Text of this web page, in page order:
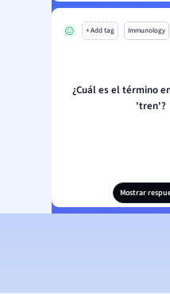
+ Add tag Immunology
¿Cuál es el término
'tren'?
Mostrar